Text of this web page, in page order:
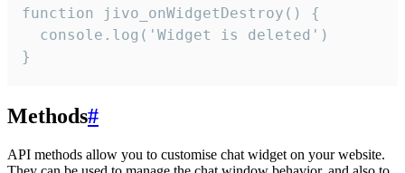
function jivo_onWidgetDestroy() {
  console.log('Widget is deleted')
}
Methods#
API methods allow you to customise chat widget on your website.